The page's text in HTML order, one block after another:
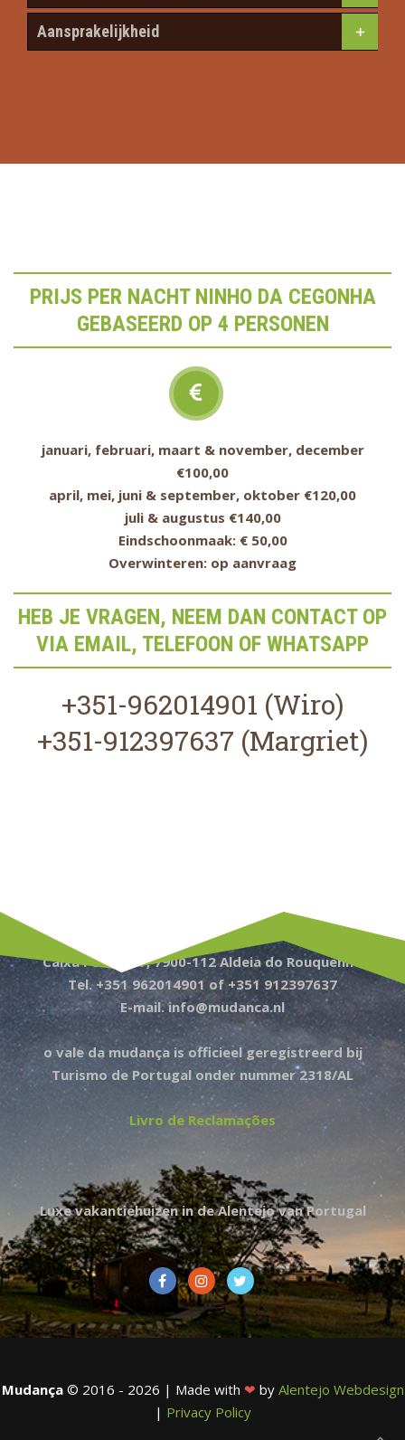
Aansprakelijkheid
PRIJS PER NACHT NINHO DA CEGONHA
GEBASEERD OP 4 PERSONEN
januari, februari, maart & november, december
€100,00
april, mei, juni & september, oktober €120,00
juli & augustus €140,00
Eindschoonmaak: € 50,00
Overwinteren: op aanvraag
HEB JE VRAGEN, NEEM DAN CONTACT OP
VIA EMAIL, TELEFOON OF WHATSAPP
+351-962014901 (Wiro)
+351-912397637 (Margriet)
Caixa Postal 77, 7900-112 Aldeia do Rouquenho
Tel. +351 962014901 of +351 912397637
E-mail. info@mudanca.nl
o vale da mudança is officieel geregistreerd bij
Turismo de Portugal onder nummer 2318/AL
Livro de Reclamações
Luxe vakantiehuizen in de Alentejo van Portugal
Mudança © 2016 - 2026 | Made with ❤ by Alentejo Webdesign
| Privacy Policy